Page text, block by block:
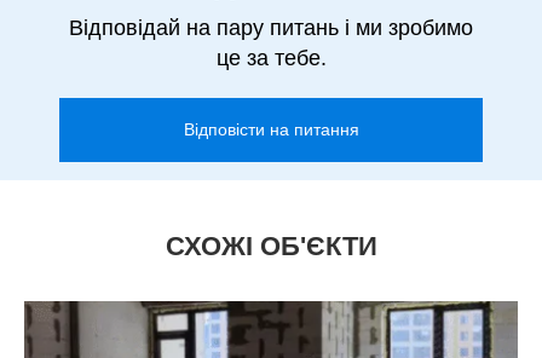
Відповідай на пару питань і ми зробимо
це за тебе.
Відповісти на питання
СХОЖІ ОБ'ЄКТИ